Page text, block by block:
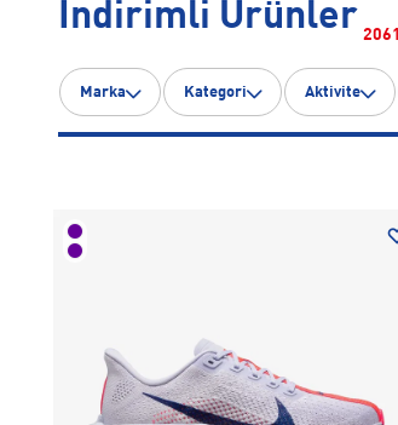
İndirimli Ürünler 2061
Marka Kategori Aktivite